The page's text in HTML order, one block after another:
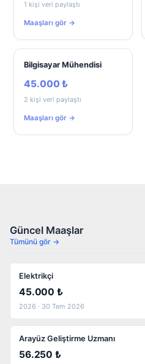
1 kişi veri paylaştı
Maaşları gör →
Bilgisayar Mühendisi
45.000 ₺
2 kişi veri paylaştı
Maaşları gör →
Güncel Maaşlar
Tümünü gör →
Elektrikçi
45.000 ₺
2026 · 30 Tem 2026
Arayüz Geliştirme Uzmanı
56.250 ₺